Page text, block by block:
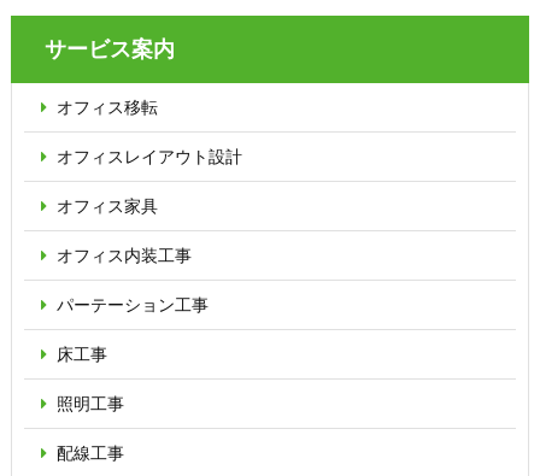
サービス案内
オフィス移転
オフィス レイアウト設計
オフィス家具
オフィス内装工事
パーテーション工事
床工事
照明工事
配線工事